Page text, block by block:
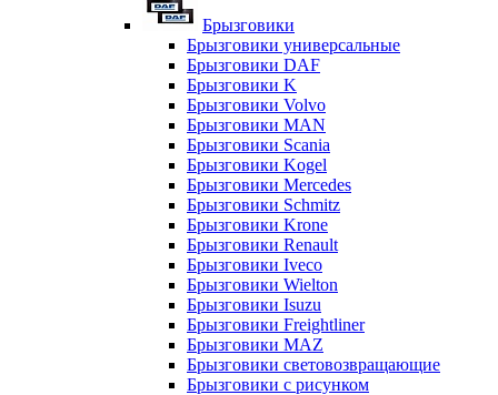
Брызговики
Брызговики универсальные
Брызговики DAF
Брызговики K
Брызговики Volvo
Брызговики MAN
Брызговики Scania
Брызговики Kogel
Брызговики Mercedes
Брызговики Schmitz
Брызговики Krone
Брызговики Renault
Брызговики Iveco
Брызговики Wielton
Брызговики Isuzu
Брызговики Freightliner
Брызговики MAZ
Брызговики световозвращающие
Брызговики с рисунком